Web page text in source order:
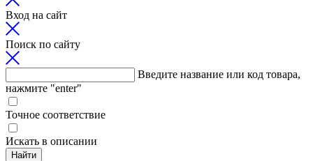
Вход на сайт
Поиск по сайту
Введите название или код товара,
нажмите "enter"
Точное соответствие
Искать в описании
Найти